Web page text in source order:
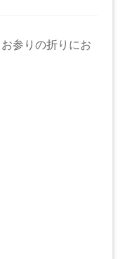
参りの折りにお